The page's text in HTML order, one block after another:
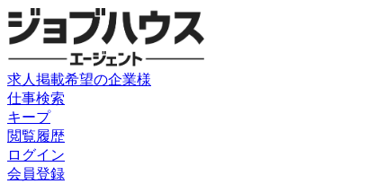
求人掲載希望の企業様
仕事検索
キープ
閲覧履歴
ログイン
会員登録